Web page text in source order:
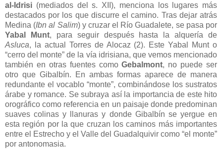
al-Idrisi (mediados del s. XII), menciona los lugares más
destacados por los que discurre el camino. Tras dejar atrás
Medina (Ibn al Salim) y cruzar el Río Guadalete, se pasa por
Yabal Munt, para seguir después hasta la alquería de
Asluca, la actual Torres de Alocaz (2). Este Yabal Munt o
“cerro del monte” de la vía idrisiana, que vemos mencionado
también en otras fuentes comoGebalmont, no puede ser
otro que Gibalbín. En ambas formas aparece de manera
redundante el vocablo “monte”, combinándose los sustratos
árabe y romance. Se subraya así la importancia de este hito
orográfico como referencia en un paisaje donde predominan
suaves colinas y llanuras y donde Gibalbín se yergue en
esta región por la que cruzan los caminos más importantes
entre el Estrecho y el Valle del Guadalquivir como “el monte”
por antonomasia.